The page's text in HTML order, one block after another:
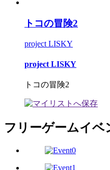
トコの冒険2
project LISKY
project LISKY
トコの冒険2
フリーゲームイベ